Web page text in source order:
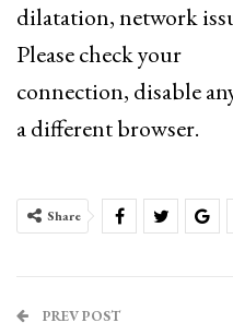
dilatation, network
Please check your
connection, disable
a different browser.
Share
PREV POST